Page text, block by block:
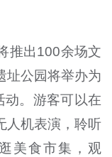
推出100余场文
址公园将举办为
动。游客可以在
人机表演，聆听
美食市集，观